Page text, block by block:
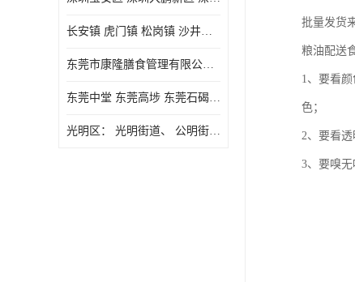
长安镇 虎门镇 松岗镇 沙井镇 公明镇 莞城街道 南城街道 东城街道 万江街道 石碣镇 石龙镇 茶山镇 石排镇 企石镇 横沥镇
东莞市康隆膳食管理有限公司 长安蔬菜配送 虎门蔬菜配送 大岭山蔬菜配送
东莞中堂 东莞高埗 东莞石碣 东莞望牛墩 东莞洪梅 东莞道滘 东莞石龙镇 东莞石排镇
光明区： 光明街道、 公明街道、 新湖街道、 凤凰街道、 玉塘街道、 马田街道
批量发货
粮油配送
1、要看
色；
2、要看透
3、要嗅